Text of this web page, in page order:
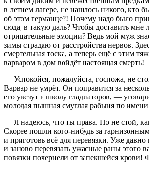
в летнем лагере, не нашлось никого, кто
об этом германце?! Почему надо было
сюда, в такую даль? Чтобы доставить мне
отрицательные эмоции? Ведь мой муж
зимы страдаю от расстройства нервов.
смертельная тоска, а теперь ещё с этим
варваром в дом войдёт настоящая смерть!
— Успокойся, пожалуйста, госпожа, не
Варвар не умрёт. Он поправится за
его увезут в школу гладиаторов, —
молодая пышная смуглая рабыня по
— Я надеюсь, что ты права. Но не стой,
Скорее пошли кого-нибудь за
и приготовь всё для перевязки. Уже
и заново перевязать ужасные раны этого
повязки почернели от запекшейся крови!